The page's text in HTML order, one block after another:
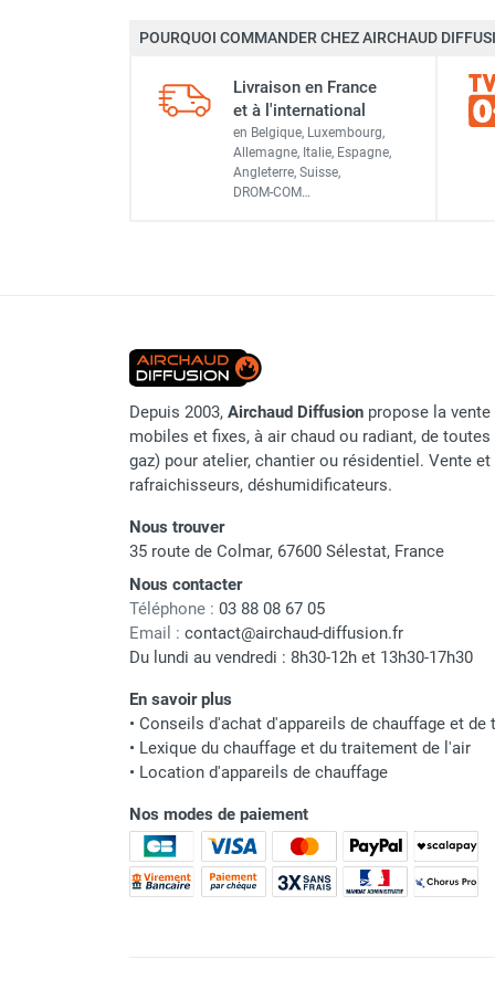
Hygiène
Distributeur de savon
Chauffage fixe atelier
Chauffage d'atelier fixe au fioul et
Chauffage au fioul avec réservoir
Chauffage d'atelier fixe avec brûleur
gaz
Chauffage d'atelier suspendu
Chauffage suspendu au fioul
Chauffage suspendu au gaz
Chauffage FARM
Chauffage FARM au gaz
Chauffage FARM au fioul
Chauffage d'atelier granulés / bois /
carton
Chaudière fixe à eau
Aérotherme fixe mural
Aérotherme au gaz
Aérotherme à eau chaude ou froide
Aérotherme au fioul
Aérotherme pompe à chaleur
(détente directe)
Chauffage mobile électrique, fioul et
gaz
Chauffage mobile électrique
POURQUOI COMMANDER CHEZ AIRCHAUD
Livraison en France
et à l'international
en Belgique, Luxembourg,
Allemagne, Italie, Espagne,
Angleterre, Suisse,
DROM-COM…
Depuis 2003, Airchaud Diffusion propose la
mobiles et fixes, à air chaud ou radiant, de
gaz) pour atelier, chantier ou résidentiel. Vente
rafraichisseurs, déshumidificateurs.
Nous trouver
35 route de Colmar, 67600 Sélestat, France
Nous contacter
Téléphone : 03 88 08 67 05
Email : contact@airchaud-diffusion.fr
Du lundi au vendredi : 8h30-12h et 13h30-17h30
En savoir plus
• Conseils d'achat d'appareils de chauffage et de
• Lexique du chauffage et du traitement de l'air
• Location d'appareils de chauffage
Nos modes de paiement